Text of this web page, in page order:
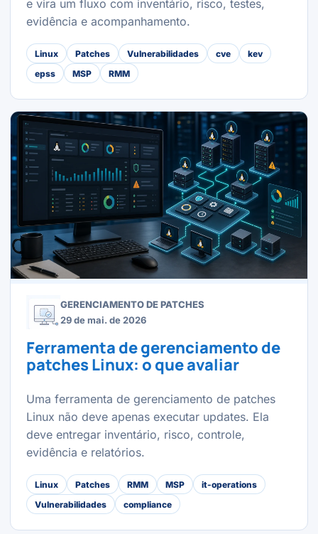
e vira um fluxo com inventário, risco, testes,
evidência e acompanhamento.
Linux Patches Vulnerabilidades cve
kev
epss
MSP RMM
GERENCIAMENTO DE PATCHES
29 de mai. de 2026
Ferramenta de gerenciamento de
patches Linux: o que avaliar
Uma ferramenta de gerenciamento de patches
Linux não deve apenas executar updates. Ela
deve entregar inventário, risco, controle,
evidência e relatórios.
Linux Patches RMM MSP
it-operations
Vulnerabilidades
compliance